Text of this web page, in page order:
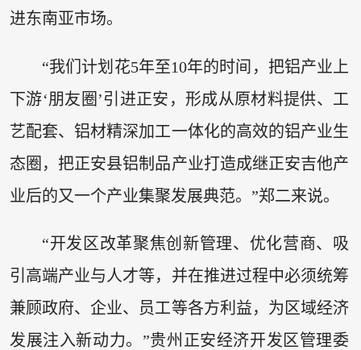
进东南亚市场。
“我们计划花5年至10年的时间，把铝产业上
下游‘朋友圈’引进正安，形成从原材料提供、工
艺配套、铝材精深加工一体化的高效的铝产业生
态圈，把正安县铝制品产业打造成继正安吉他产
业后的又一个产业集聚发展典范。”郑二来说。
“开发区改革聚焦创新管理、优化营商、吸
引高端产业与人才等，并在推进过程中必须统筹
兼顾政府、企业、员工等各方利益，为区域经济
发展注入新动力。”贵州正安经济开发区管理委